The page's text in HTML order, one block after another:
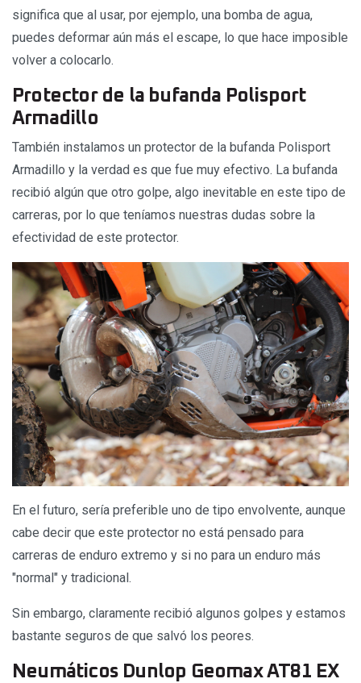
significa que al usar, por ejemplo, una bomba de agua,
puedes deformar aún más el escape, lo que hace imposible
volver a colocarlo.
Protector de la bufanda Polisport
Armadillo
También instalamos un protector de la bufanda Polisport
Armadillo y la verdad es que fue muy efectivo. La bufanda
recibió algún que otro golpe, algo inevitable en este tipo de
carreras, por lo que teníamos nuestras dudas sobre la
efectividad de este protector.
En el futuro, sería preferible uno de tipo envolvente, aunque
cabe decir que este protector no está pensado para
carreras de enduro extremo y si no para un enduro más
"normal" y tradicional.
Sin embargo, claramente recibió algunos golpes y estamos
bastante seguros de que salvó los peores.
Neumáticos Dunlop Geomax AT81 EX